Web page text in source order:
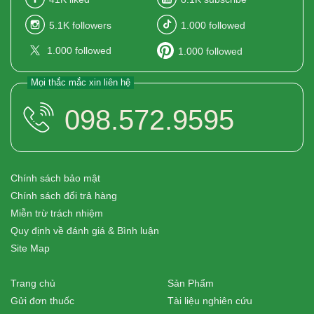
5.1K followers 1.000 followed
1.000 followed 1.000 followed
Mọi thắc mắc xin liên hệ
098.572.9595
Chính sách bảo mật
Chính sách đổi trả hàng
Miễn trừ trách nhiệm
Quy định về đánh giá & Bình luận
Site Map
Trang chủ
Gửi đơn thuốc
Sản Phẩm
Tài liệu nghiên cứu